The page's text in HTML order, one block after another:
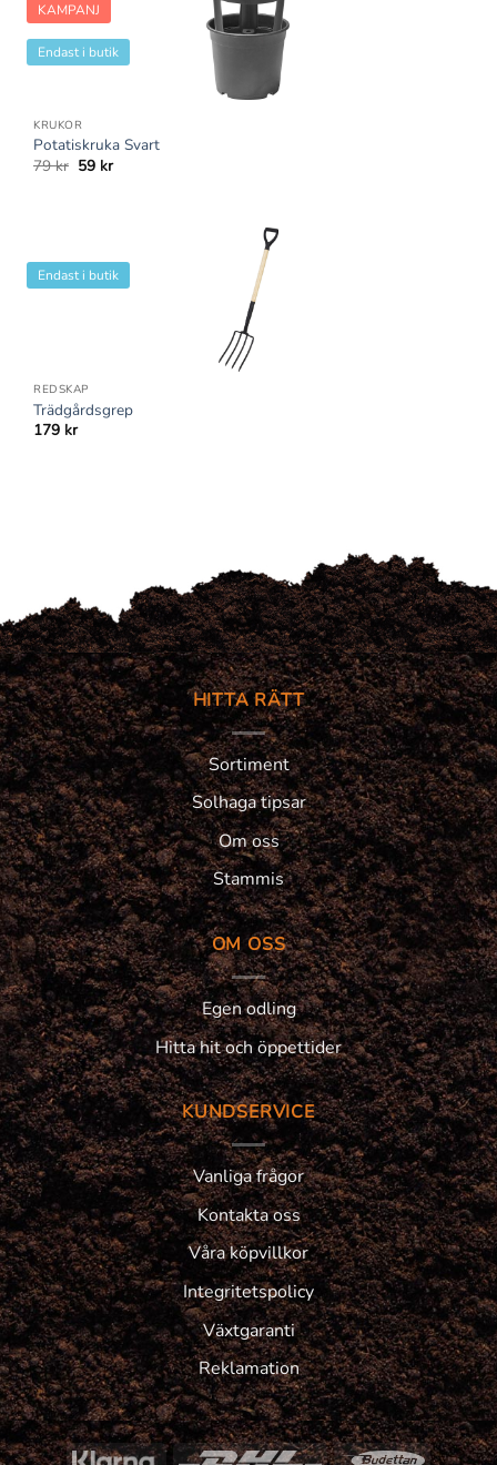
KAMPANJ
Endast i butik
KRUKOR
Potatiskruka Svart
79kr Det
59 krDet
Endast i butik
REDSKAP
Trädgårdsgrep
179 kr
HITTA RÄTT
Sortiment
Solhaga tipsar
Om oss
Stammis
OM OSS
Egen odling
Hitta hit och öppettider
KUNDSERVICE
Vanliga frågor
Kontakta oss
Våra köpvillkor
Integritetspolicy
Växtgaranti
Reklamation